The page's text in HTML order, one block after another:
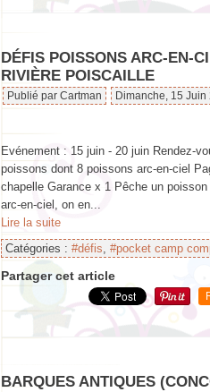
DÉFIS POISSONS ARC-EN-
RIVIÈRE POISCAILLE
Publié par Cartman Dimanche, 15 Juin
Evénement : 15 juin - 20 juin Rendez-
poissons dont 8 poissons arc-en-ciel
chapelle Garance x 1 Pêche un
arc-en-ciel, on en...
Lire la suite
Catégories : #défis, #pocket camp
Partager cet article
BARQUES ANTIQUES